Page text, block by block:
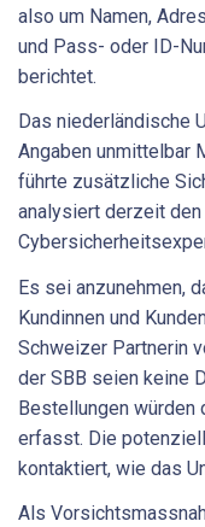
also um Namen,
und Pass- oder ID-
berichtet.
Das niederländische
Angaben unmittelbar
führte zusätzliche
analysiert derzeit
Es sei anzunehmen,
Kundinnen und
Schweizer Partnerin
der SBB seien keine
Bestellungen würden
erfasst. Die
kontaktiert, wie das
Als